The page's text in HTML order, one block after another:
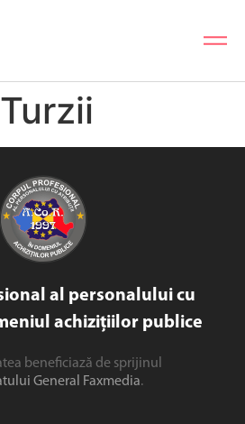
al personalului cu
achizițiilor publice
beneficiază de sprijinul
General Faxmedia.